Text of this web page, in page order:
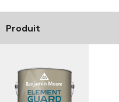
Produit